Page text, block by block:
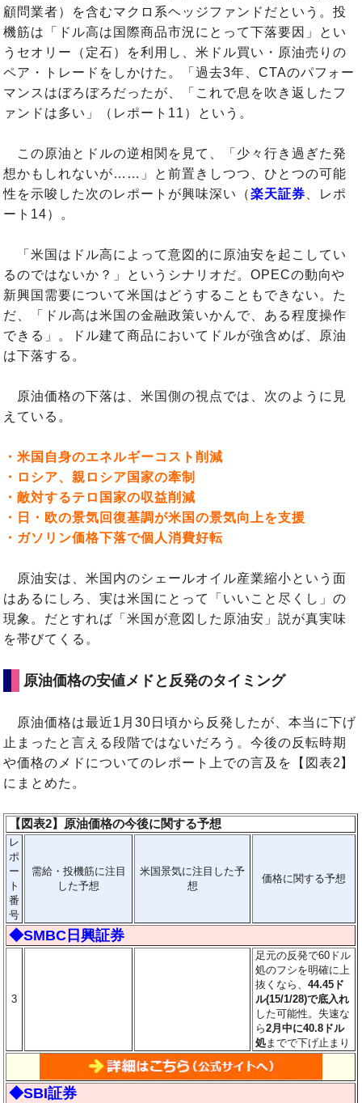
顧問業者）を含むマクロ系ヘッジファンドだという。投
機筋は「ドル高は国際商品市況にとって下落要因」とい
うセオリー（定石）を利用し、米ドル買い・原油売りの
ペア・トレードをしかけた。「過去3年、CTAのパフォー
マンスはぼろぼろだったが、「これで息を吹き返したフ
ァンドは多い」（レポート11）という。
この原油とドルの逆相関を見て、「少々行き過ぎた発
想かもしれないが……」と前置きしつつ、ひとつの可能
性を示唆した次のレポートが興味深い（楽天証券 、レポ
ート14）。
「米国はドル高によって意図的に原油安を起こしてい
るのではないか？」というシナリオだ。OPECの動向や
新興国需要について米国はどうすることもできない。た
だ、「ドル高は米国の金融政策いかんで、ある程度操作
できる」。ドル建て商品においてドルが強含めば、原油
は下落する。
原油価格の下落は、米国側の視点では、次のように見
えている。
・米国自身のエネルギーコスト削減
・ロシア、親ロシア国家の牽制
・敵対するテロ国家の収益削減
・日・欧の景気回復基調が米国の景気向上を支援
・ガソリン価格下落で個人消費好転
原油安は、米国内のシェールオイル産業縮小という面
はあるにしろ、実は米国にとって「いいこと尽くし」の
現象。だとすれば「米国が意図した原油安」説が真実味
を帯びてくる。
原油価格の安値メドと反発のタイミング
原油価格は最近1月30日頃から反発したが、本当に下げ
止まったと言える段階ではないだろう。今後の反転時期
や価格のメドについてのレポート上での言及を【図表2】
にまとめた。
【図表2】原油価格の今後に関する予想
レ
ポ
ー
ト
番
号
需給・投機筋に注目
した予想
米国景気に注目した予
想
価格に関する予想
◆SMBC日興証券
3
足元の反発で60ドル
処のフシを明確に上
抜くなら、44.45ド
ル(15/1/28)で底入れ
した可能性。失速な
ら2月中に40.8ドル
処までで下げ止まり
◆SBI証券